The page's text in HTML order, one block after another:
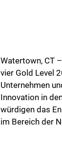
Watertown, CT
vier Gold Level
Unternehmen
Innovation in
würdigen das
im Bereich der